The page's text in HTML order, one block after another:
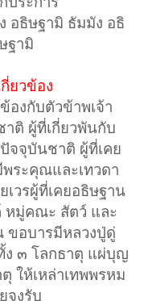
อธิษฐามิ ธัมมัง อธิ
ฐามิ
ยวข้อง
องกับตัวข้าพเจ้า
ติ ผู้ที่เกี่ยวพันกับ
จจุบันชาติ ผู้ที่เคย
ระคุณและเทวดา
เวรผู้ที่เคยอธิษฐาน
หมู่คณะ สัตว์ และ
อบารมีหลวงปู่ดู่
๓ โลกธาตุ แผ่บุญ
ให้เหล่าเทพพรหม
จงรับ